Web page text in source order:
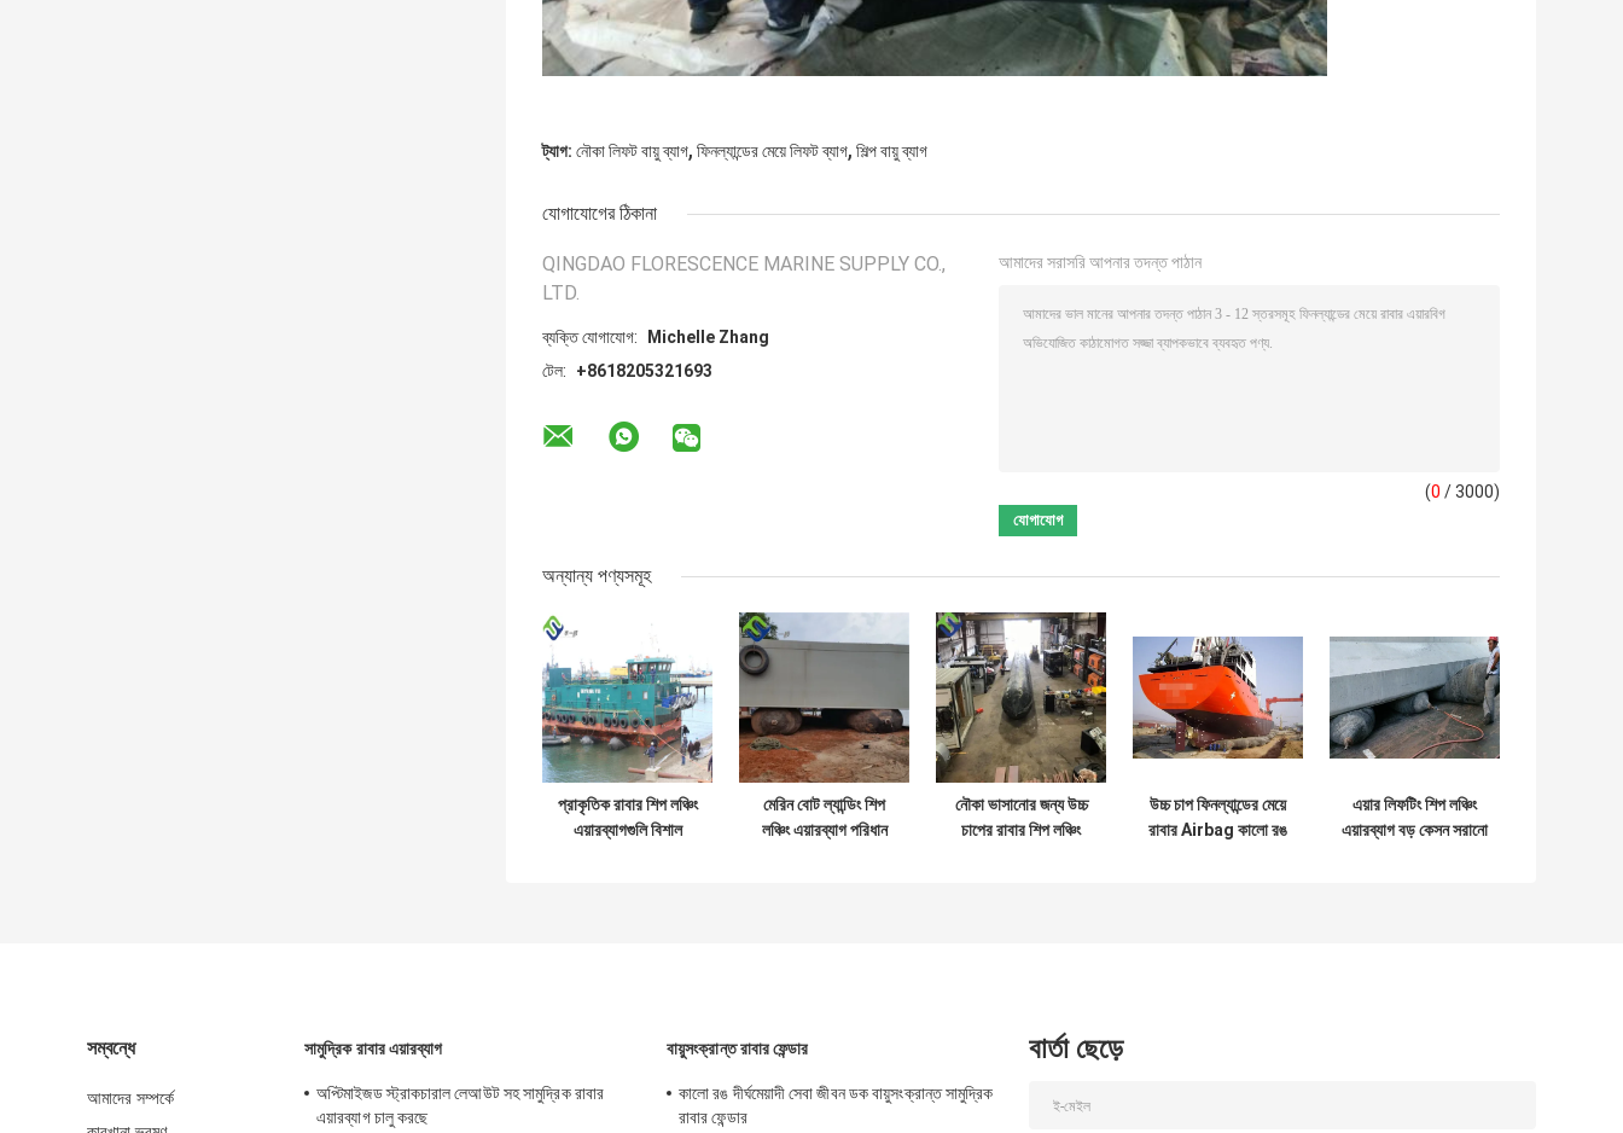
ট্যাগ: নৌকা লিফট বায়ু ব্যাগ, ফিনল্যান্ডের মেয়ে লিফট ব্যাগ, শিল্প বায়ু ব্যাগ
যোগাযোগের ঠিকানা
QINGDAO FLORESCENCE MARINE SUPPLY CO.,
LTD.
ব্যক্তি যোগাযোগ:
Michelle Zhang
টেল:
+8618205321693
আমাদের সরাসরি আপনার তদন্ত পাঠান
(0 / 3000)
অন্যান্য পণ্যসমূহ
প্রাকৃতিক রাবার শিপ লঞ্চিং
এয়ারব্যাগগুলি বিশাল
মেরিন বোট ল্যান্ডিং শিপ
লঞ্চিং এয়ারব্যাগ পরিধান
নৌকা ভাসানোর জন্য উচ্চ
চাপের রাবার শিপ লঞ্চিং
উচ্চ চাপ ফিনল্যান্ডের মেয়ে
রাবার Airbag কালো রঙ
এয়ার লিফটিং শিপ লঞ্চিং
এয়ারব্যাগ বড় কেসন সরানো
সম্বন্ধে
আমাদের সম্পর্কে
সামুদ্রিক রাবার এয়ারব্যাগ
অপ্টিমাইজড স্ট্রাকচারাল লেআউট সহ সামুদ্রিক রাবার
এয়ারব্যাগ চালু করছে
বায়ুসংক্রান্ত রাবার ফেন্ডার
কালো রঙ দীর্ঘমেয়াদী সেবা জীবন ডক বায়ুসংক্রান্ত সামুদ্রিক
রাবার ফেন্ডার
বার্তা ছেড়ে